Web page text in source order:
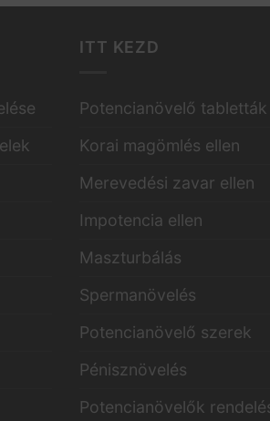
ITT KEZD
Potencianövelő tabletták
Korai magömlés ellen
Merevedési zavar ellen
Impotencia ellen
Maszturbálás
Spermanövelés
Potencianövelő szerek
Pénisznövelés
Potencianövelők